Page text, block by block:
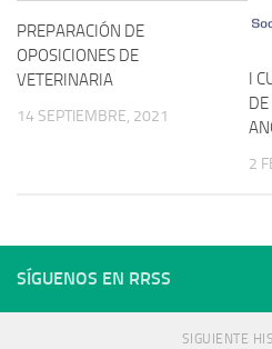
PREPARACIÓN DE
OPOSICIONES DE
VETERINARIA
14 SEPTIEMBRE, 2021
I
2
SÍGUENOS EN RRSS
SIGUIENTE